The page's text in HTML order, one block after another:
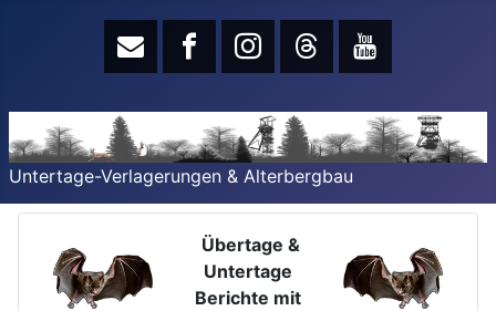
Untertage-Verlagerungen & Alterbergbau
Übertage &
Untertage
Berichte mit